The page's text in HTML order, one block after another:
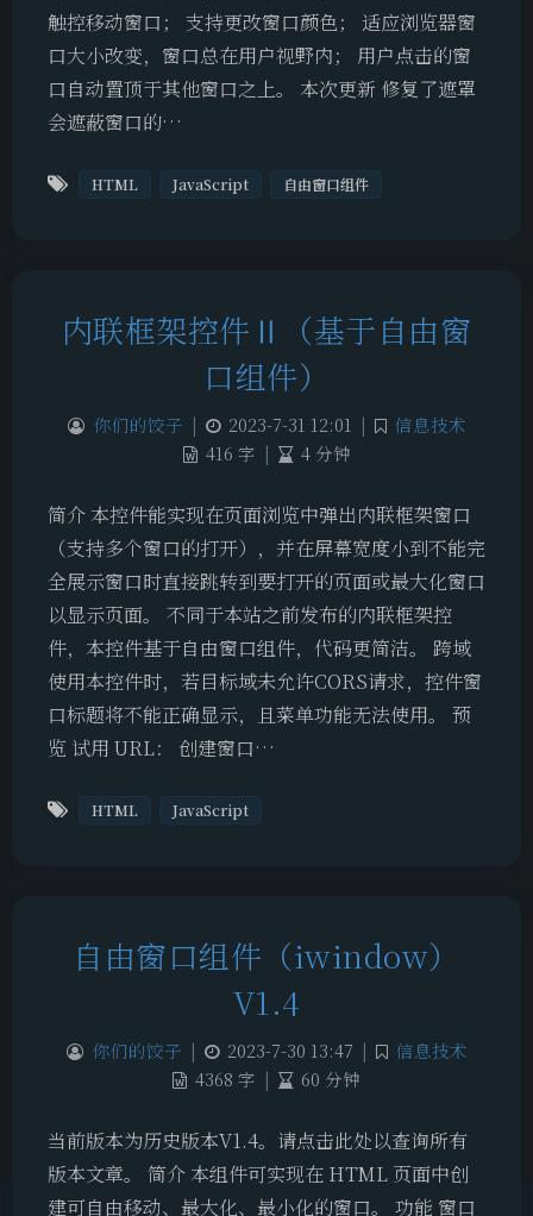
触控移动窗口； 支持更改窗口颜色； 适应浏览器窗
口大小改变，窗口总在用户视野内； 用户点击的窗
口自动置顶于其他窗口之上。 本次更新 修复了遮罩
会遮蔽窗口的…
HTML JavaScript 自由窗口组件
内联框架控件Ⅱ（基于自由窗
口组件）
你们的饺子 | 2023-7-31 12:01 |
信息技术
416 字 | 4 分钟
简介 本控件能实现在页面浏览中弹出内联框架窗口
（支持多个窗口的打开），并在屏幕宽度小到不能完
全展示窗口时直接跳转到要打开的页面或最大化窗口
以显示页面。 不同于本站之前发布的内联框架控
件，本控件基于自由窗口组件，代码更简洁。 跨域
使用本控件时，若目标域未允许CORS请求，控件窗
口标题将不能正确显示，且菜单功能无法使用。 预
览 试用 URL： 创建窗口…
HTML JavaScript
自由窗口组件（iwindow）
V1.4
你们的饺子 | 2023-7-30 13:47 |
信息技术
4368 字 | 60 分钟
当前版本为历史版本V1.4。请点击此处以查询所有
版本文章。 简介 本组件可实现在 HTML 页面中创
建可自由移动、最大化、最小化的窗口。 功能 窗口